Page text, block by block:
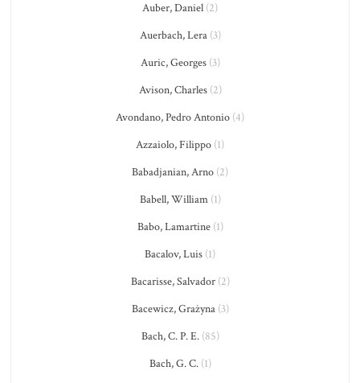
Auber, Daniel (2)
Auerbach, Lera(3)
Auric, Georges(3)
Avison, Charles(2)
Avondano, Pedro Antonio (4)
Azzaiolo, Filippo (1)
Babadjanian, Arno (2)
Babell, William(1)
Babo, Lamartine(1)
Bacalov, Luis (1)
Bacarisse, Salvador(2)
Bacewicz, Grażyna(3)
Bach, C. P. E.(85)
Bach, G. C.(1)